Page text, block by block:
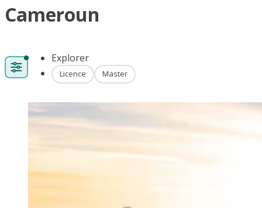
Cameroun
Explorer
Licence Master